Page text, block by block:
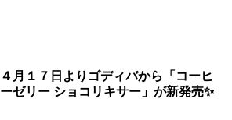
４月１７日よりゴディバから「コーヒ
ーゼリー ショコリキサー」が新発売✨